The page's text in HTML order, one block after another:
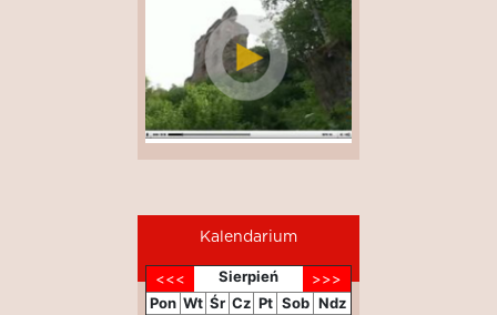
Kalendarium
Sierpień
Pon Wt Śr Cz Pt Sob Ndz